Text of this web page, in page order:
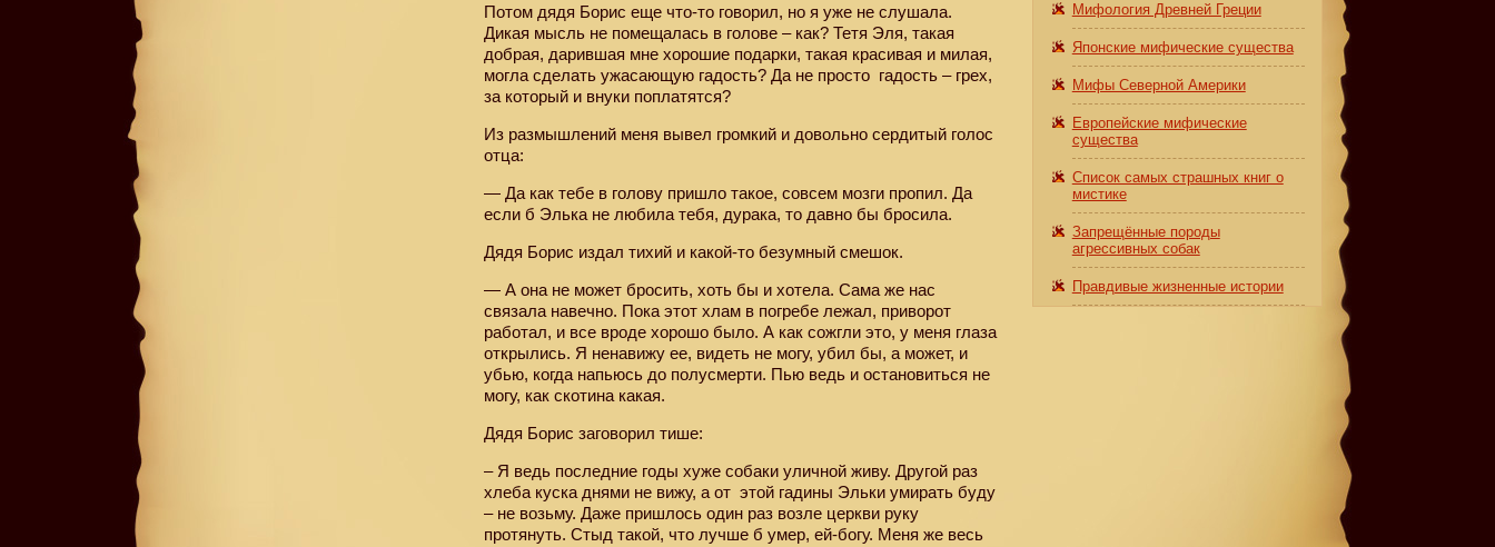
Потом дядя Борис еще что-то говорил, но я уже не слушала.
Дикая мысль не помещалась в голове – как? Тетя Эля, такая
добрая, дарившая мне хорошие подарки, такая красивая и милая,
могла сделать ужасающую гадость? Да не просто гадость – грех,
за который и внуки поплатятся?
Из размышлений меня вывел громкий и довольно сердитый голос
отца:
— Да как тебе в голову пришло такое, совсем мозги пропил. Да
если б Элька не любила тебя, дурака, то давно бы бросила.
Дядя Борис издал тихий и какой-то безумный смешок.
— А она не может бросить, хоть бы и хотела. Сама же нас
связала навечно. Пока этот хлам в погребе лежал, приворот
работал, и все вроде хорошо было. А как сожгли это, у меня глаза
открылись. Я ненавижу ее, видеть не могу, убил бы, а может, и
убью, когда напьюсь до полусмерти. Пью ведь и остановиться не
могу, как скотина какая.
Дядя Борис заговорил тише:
– Я ведь последние годы хуже собаки уличной живу. Другой раз
хлеба куска днями не вижу, а от этой гадины Эльки умирать буду
– не возьму. Даже пришлось один раз возле церкви руку
протянуть. Стыд такой, что лучше б умер, ей-богу. Меня же весь
Мифология Древней Греции
Японские мифические существа
Мифы Северной Америки
Европейские мифические
существа
Список самых страшных книг о
мистике
Запрещённые породы
агрессивных собак
Правдивые жизненные истории